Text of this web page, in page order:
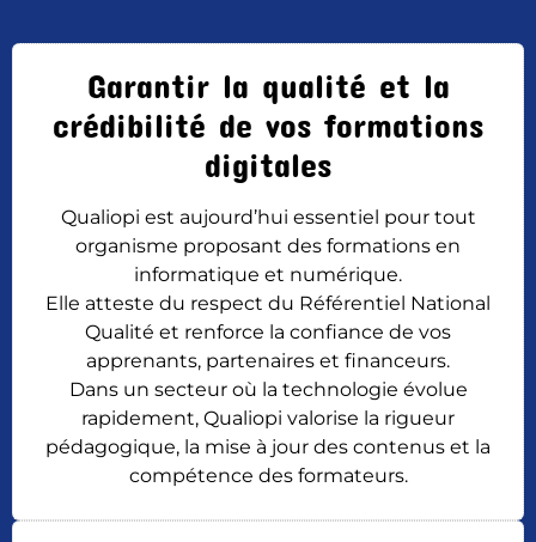
Garantir la qualité et la
crédibilité de vos formations
digitales
Qualiopi est aujourd’hui essentiel pour tout
organisme proposant des formations en
informatique et numérique.
Elle atteste du respect du Référentiel National
Qualité et renforce la confiance de vos
apprenants, partenaires et financeurs.
Dans un secteur où la technologie évolue
rapidement, Qualiopi valorise la rigueur
pédagogique, la mise à jour des contenus et la
compétence des formateurs.